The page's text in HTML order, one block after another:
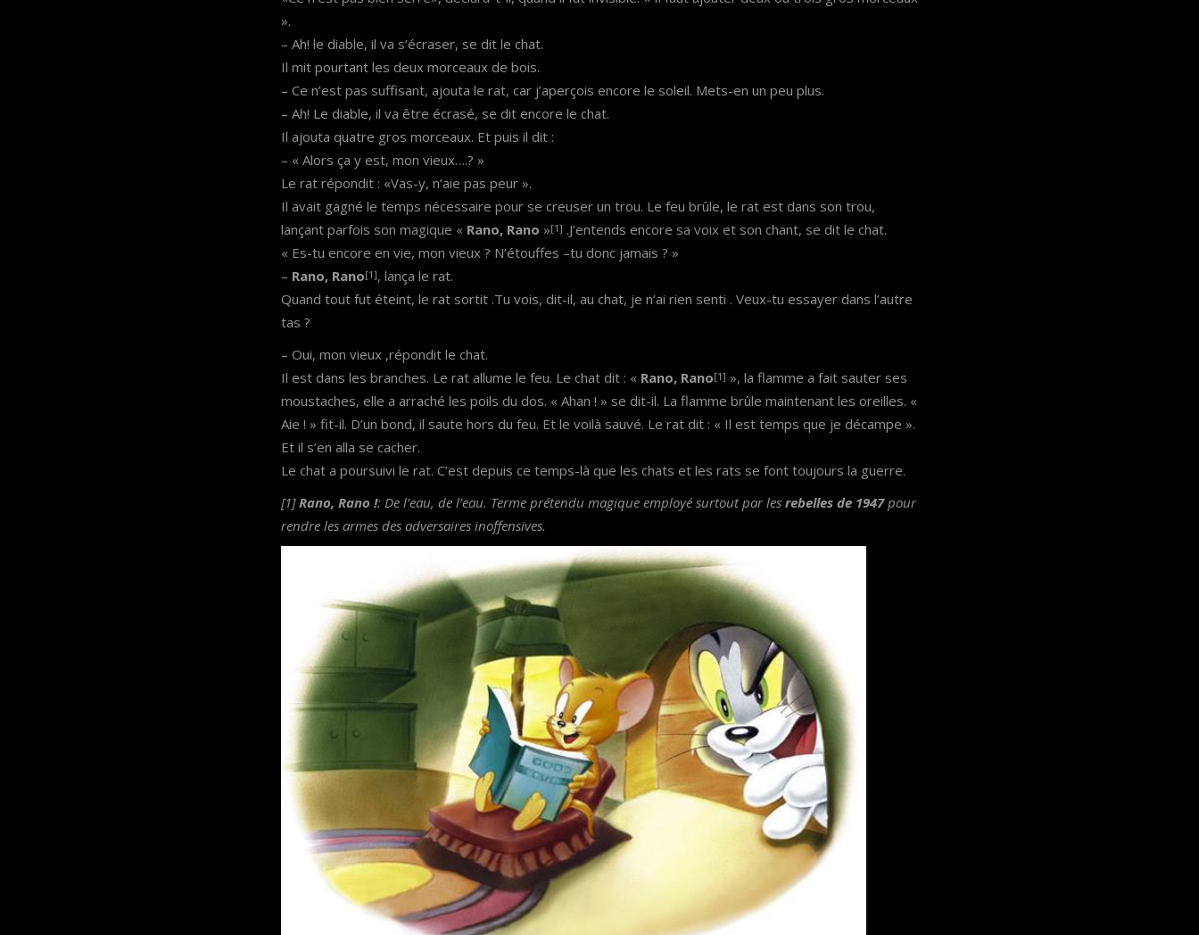
».
– Ah! le diable, il va s’écraser, se dit le chat.
Il mit pourtant les deux morceaux de bois.
– Ce n’est pas suffisant, ajouta le rat, car j’aperçois encore le soleil. Mets-en un peu plus.
– Ah! Le diable, il va être écrasé, se dit encore le chat.
Il ajouta quatre gros morceaux. Et puis il dit :
– « Alors ça y est, mon vieux….? »
Le rat répondit : «Vas-y, n’aie pas peur ».
Il avait gagné le temps nécessaire pour se creuser un trou. Le feu brûle, le rat est dans son trou,
lançant parfois son magique « Rano, Rano »[1] .J’entends encore sa voix et son chant, se dit le chat.
« Es-tu encore en vie, mon vieux ? N’étouffes –tu donc jamais ? »
– Rano, Rano[1], lança le rat.
Quand tout fut éteint, le rat sortit .Tu vois, dit-il, au chat, je n’ai rien senti . Veux-tu essayer dans l’autre
tas ?
– Oui, mon vieux ,répondit le chat.
Il est dans les branches. Le rat allume le feu. Le chat dit : « Rano, Rano[1] », la flamme a fait sauter ses
moustaches, elle a arraché les poils du dos. « Ahan ! » se dit-il. La flamme brûle maintenant les oreilles. «
Aie ! » fit-il. D’un bond, il saute hors du feu. Et le voilà sauvé. Le rat dit : « Il est temps que je décampe ».
Et il s’en alla se cacher.
Le chat a poursuivi le rat. C’est depuis ce temps-là que les chats et les rats se font toujours la guerre.
[1]Rano, Rano !: De l’eau, de l’eau. Terme prétendu magique employé surtout par les rebelles de 1947pour
rendre les armes des adversaires inoffensives.